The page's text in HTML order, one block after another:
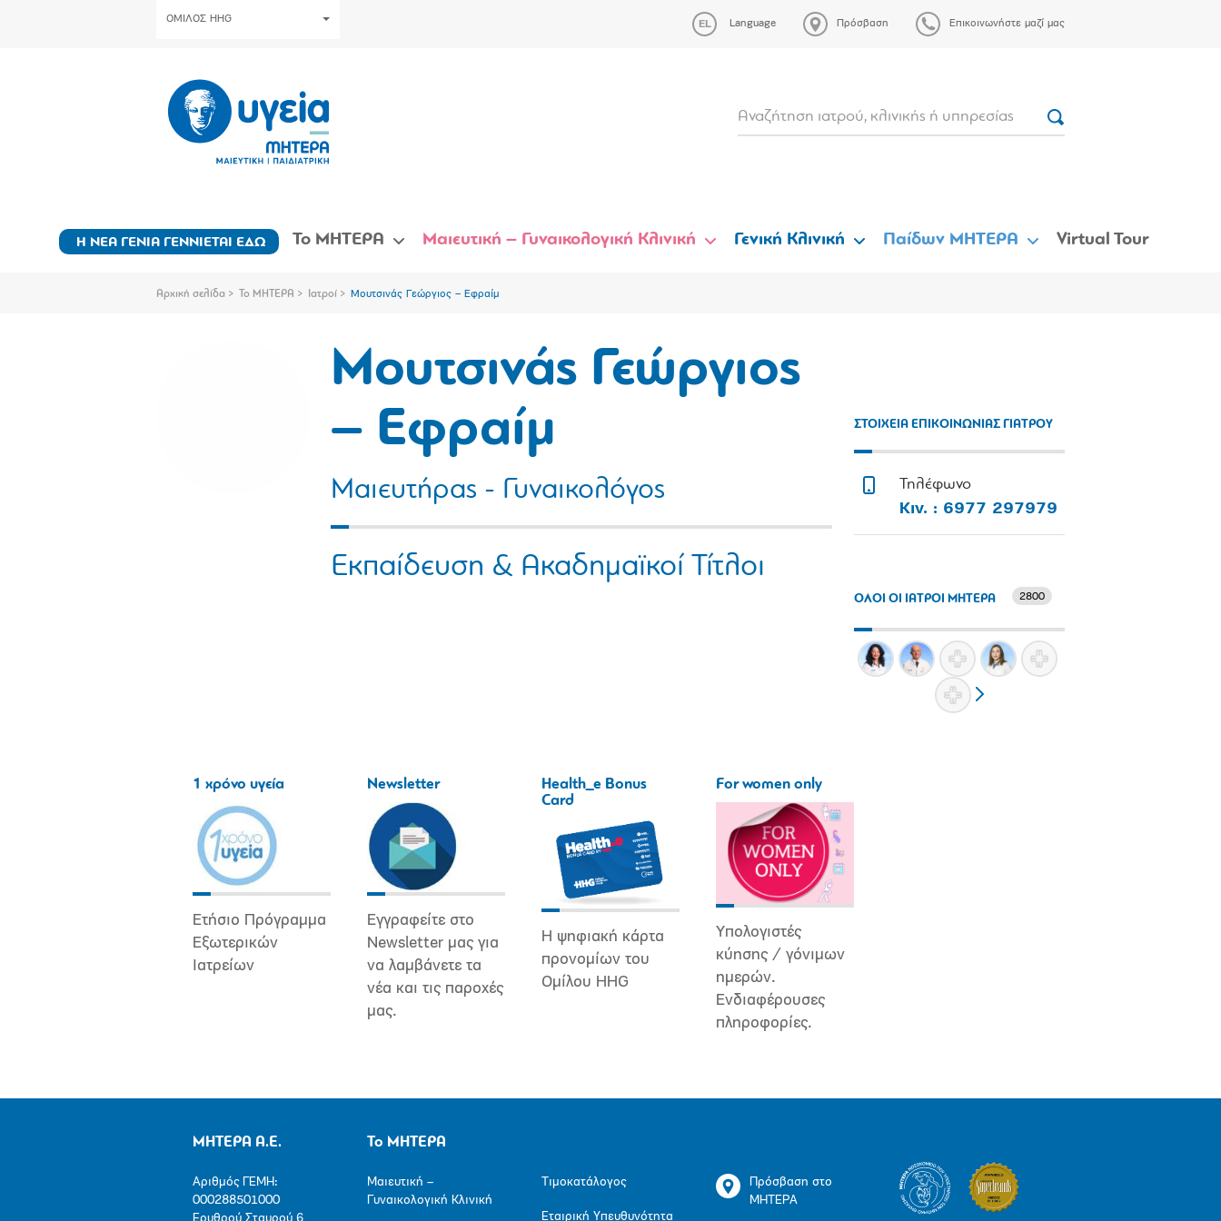
ΟΜΙΛΟΣ HHG Language Πρόσβαση Επικοινωνήστε μαζί μας
Η ΝΕΑ ΓΕΝΙΑ ΓΕΝΝΙΕΤΑΙ ΕΔΩ Το ΜΗΤΕΡΑ Μαιευτική – Γυναικολογική Κλινική Γενική Κλινική Παίδων ΜΗΤΕΡΑ Virtual Tour
Αρχική σελίδα Το ΜΗΤΕΡΑ Ιατροί Μουτσινάς Γεώργιος – Εφραίμ
Μουτσινάς Γεώργιος
– Εφραίμ
Μαιευτήρας - Γυναικολόγος
Εκπαίδευση & Ακαδημαϊκοί Τίτλοι
ΣΤΟΙΧΕΙΑ ΕΠΙΚΟΙΝΩΝΙΑΣ ΓΙΑΤΡΟΥ
Τηλέφωνο
Κιν. : 6977 297979
ΟΛΟΙ ΟΙ ΙΑΤΡΟΙ ΜΗΤΕΡΑ 2800
1 χρόνο υγεία
Ετήσιο Πρόγραμμα
Εξωτερικών
Ιατρείων
Newsletter
Εγγραφείτε στο
Newsletter μας για
να λαμβάνετε τα
νέα και τις παροχές
μας.
Health_e Bonus
Card
Η ψηφιακή κάρτα
προνομίων του
Ομίλου HHG
For women only
Υπολογιστές
κύησης / γόνιμων
ημερών.
Ενδιαφέρουσες
πληροφορίες.
ΜΗΤΕΡΑ Α.Ε.
Αριθμός ΓΕΜΗ:
000288501000
Το ΜΗΤΕΡΑ
Μαιευτική –
Γυναικολογική Κλινική
Τιμοκατάλογος
Εταιρική Υπευθυνότητα
Πρόσβαση στο
ΜΗΤΕΡΑ